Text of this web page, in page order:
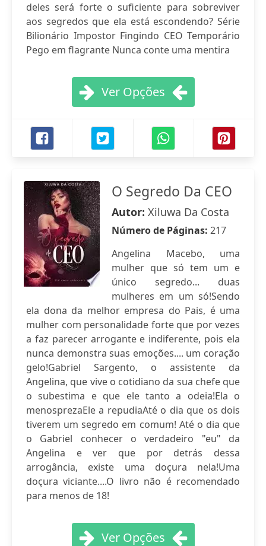
deles será forte o suficiente para sobreviver
aos segredos que ela está escondendo? Série
Bilionário Impostor Fingindo CEO Temporário
Pego em flagrante Nunca conte uma mentira
Ver Opções
O Segredo Da CEO
Autor: Xiluwa Da Costa
Número de Páginas: 217
Angelina Macebo, uma
mulher que só tem um e
único segredo... duas
mulheres em um só!Sendo
ela dona da melhor empresa do Pais, é uma
mulher com personalidade forte que por vezes
a faz parecer arrogante e indiferente, pois ela
nunca demonstra suas emoções.... um coração
gelo!Gabriel Sargento, o assistente da
Angelina, que vive o cotidiano da sua chefe que
o subestima e que ele tanto a odeia!Ela o
menosprezaEle a repudiaAté o dia que os dois
tiverem um segredo em comum! Até o dia que
o Gabriel conhecer o verdadeiro "eu" da
Angelina e ver que por detrás dessa
arrogância, existe uma doçura nela!Uma
doçura viciante....O livro não é recomendado
para menos de 18!
Ver Opções